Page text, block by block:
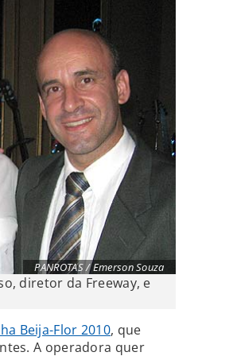
PANROTAS / Emerson Souza
diretor da Freeway, e
Beija-Flor 2010, que
A operadora quer